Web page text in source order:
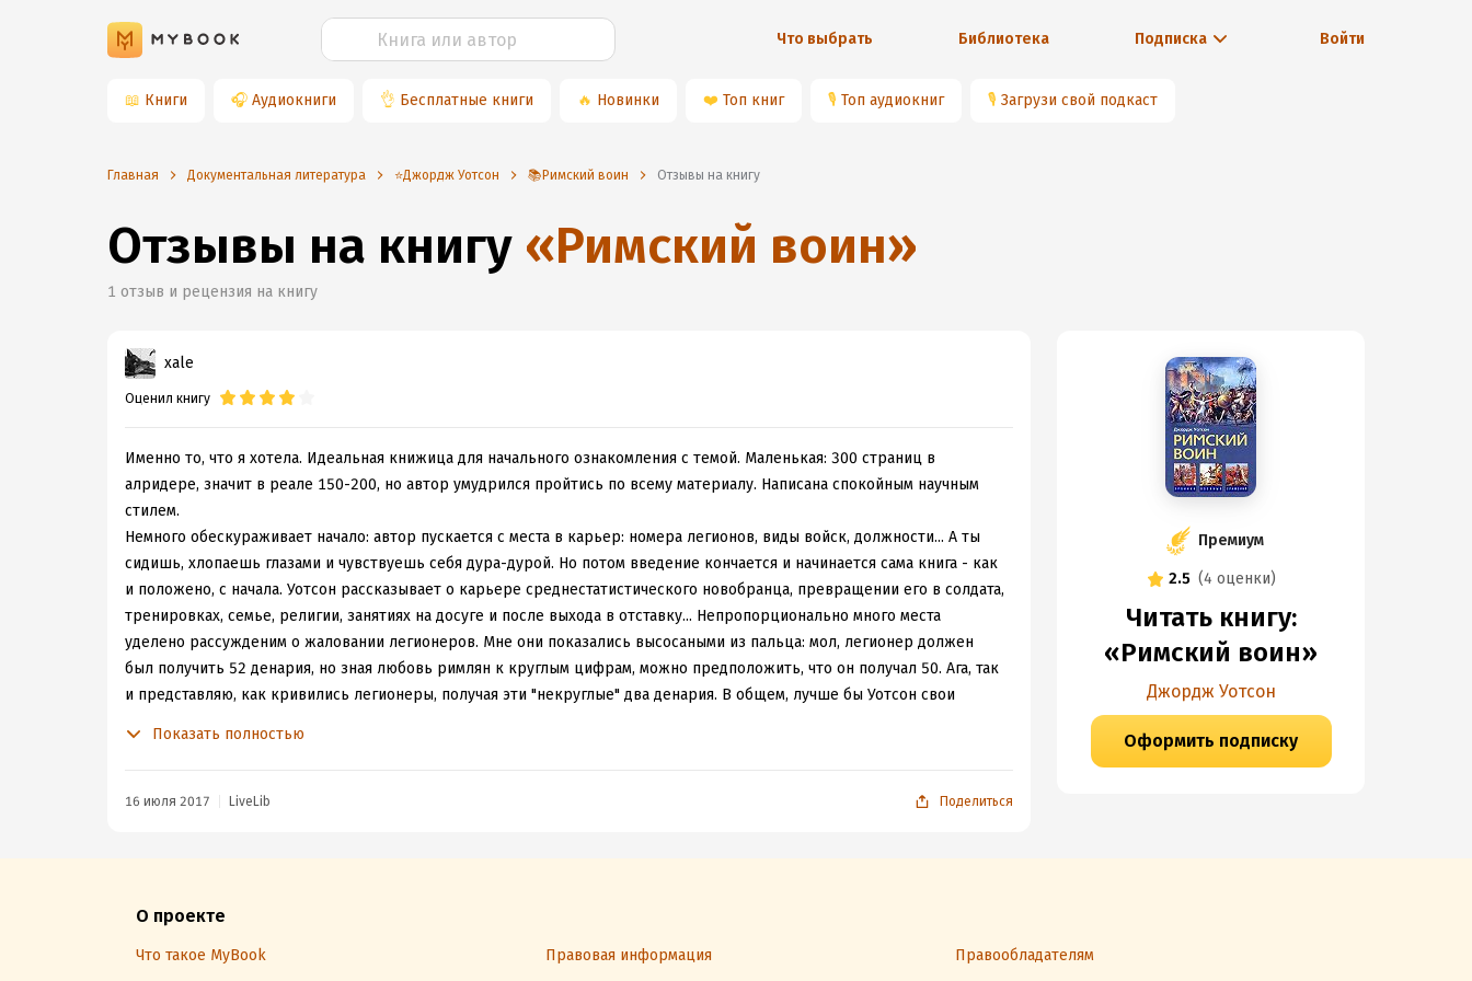
Что выбрать Библиотека Подписка Войти
📖 Книги 🎧 Аудиокниги 👌 Бесплатные книги 🔥 Новинки ❤️ Топ книг 🎙 Топ аудиокниг 🎙 Загрузи свой подкаст
Главная Документальная литература ⭐️Джордж Уотсон 📚Римский воин Отзывы на книгу
Отзывы на книгу «Римский воин»
1 отзыв и рецензия на книгу
xale
Оценил книгу
Именно то, что я хотела. Идеальная книжица для начального ознакомления с темой. Маленькая: 300 страниц в
алридере, значит в реале 150-200, но автор умудрился пройтись по всему материалу. Написана спокойным научным
стилем.
Немного обескураживает начало: автор пускается с места в карьер: номера легионов, виды войск, должности... А ты
сидишь, хлопаешь глазами и чувствуешь себя дура-дурой. Но потом введение кончается и начинается сама книга - как
и положено, с начала. Уотсон рассказывает о карьере среднестатистического новобранца, превращении его в солдата,
тренировках, семье, религии, занятиях на досуге и после выхода в отставку... Непропорционально много места
уделено рассужденим о жаловании легионеров. Мне они показались высосаными из пальца: мол, легионер должен
был получить 52 денария, но зная любовь римлян к круглым цифрам, можно предположить, что он получал 50. Ага, так
и представляю, как кривились легионеры, получая эти "некруглые" два денария. В общем, лучше бы Уотсон свои
говорится мельком.
Почему 4? Мелкий минусик за то, что автор, когда доходит до темы финансов, просто не может остановиться. И
данных-то почти нет, а он так и сыплет предположениями...
Показать полностью
16 июля 2017 LiveLib Поделиться
Премиум
2.5 (4 оценки)
Читать книгу:
«Римский воин»
Джордж Уотсон
Оформить подписку
О проекте
Что такое MyBook Правовая информация
Правообладателям